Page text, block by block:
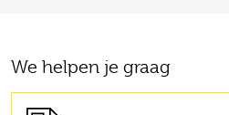
We helpen je graag